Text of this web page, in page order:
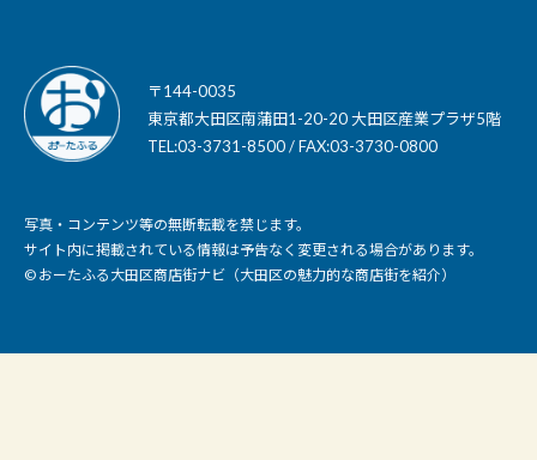
〒144-0035
東京都大田区南蒲田1-20-20 大田区産業プラザ5階
TEL:03-3731-8500 / FAX:03-3730-0800
写真・コンテンツ等の無断転載を禁じます。
サイト内に掲載されている情報は予告なく変更される場合があります。
© おーたふる大田区商店街ナビ（大田区の魅力的な商店街を紹介）